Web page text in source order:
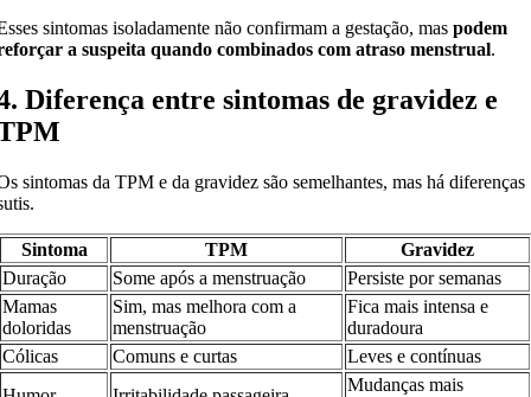
sintomas isoladamente não confirmam a gestação, maspodem
a suspeita quando combinados com atraso menstrual.
Diferença entre sintomas de gravidez e
sintomas da TPM e da gravidez são semelhantes, mas há diferenças
Sintoma TPM
Gravidez
Duração
Some após a menstruação
Persiste por semanas
Mamas
doloridas
Sim, mas melhora com a
menstruação
Fica mais intensa e
duradoura
Cólicas
Comuns e curtas
Leves e contínuas
Mudanças mais